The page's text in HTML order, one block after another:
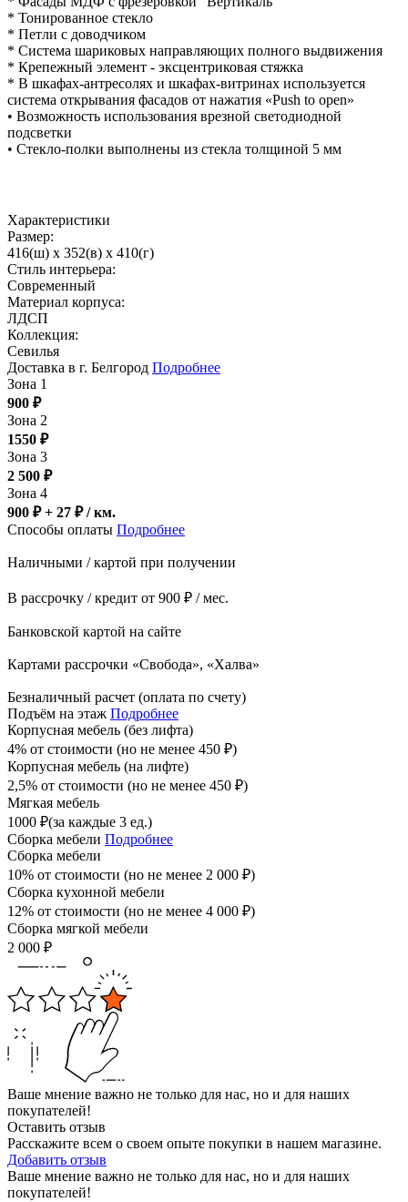
* Тонированное стекло
* Петли с доводчиком
* Система шариковых направляющих полного выдвижения
* Крепежный элемент - эксцентриковая стяжка
* В шкафах-антресолях и шкафах-витринах используется
система открывания фасадов от нажатия «Push to open»
• Возможность использования врезной светодиодной
подсветки
• Стекло-полки выполнены из стекла толщиной 5 мм
Характеристики
Размер:
416(ш) x 352(в) x 410(г)
Стиль интерьера:
Современный
Материал корпуса:
ЛДСП
Коллекция:
Севилья
Доставка в г. Белгород Подробнее
Зона 1
900 ₽
Зона 2
1550 ₽
Зона 3
2 500 ₽
Зона 4
900 ₽ + 27 ₽/ км.
Способы оплаты Подробнее
Наличными / картой при получении
В рассрочку / кредит от 900 ₽ / мес.
Банковской картой на сайте
Картами рассрочки «Свобода», «Халва»
Безналичный расчет (оплата по счету)
Подъём на этаж Подробнее
Корпусная мебель (без лифта)
4% от стоимости (но не менее 450 ₽)
Корпусная мебель (на лифте)
2,5% от стоимости (но не менее 450 ₽)
Мягкая мебель
1000 ₽(за каждые 3 ед.)
Сборка мебели Подробнее
Сборка мебели
10% от стоимости (но не менее 2 000 ₽)
Сборка кухонной мебели
12% от стоимости (но не менее 4 000 ₽)
Сборка мягкой мебели
2 000 ₽
Ваше мнение важно не только для нас, но и для наших
покупателей!
Оставить отзыв
Расскажите всем о своем опыте покупки в нашем магазине.
Добавить отзыв
Ваше мнение важно не только для нас, но и для наших
покупателей!